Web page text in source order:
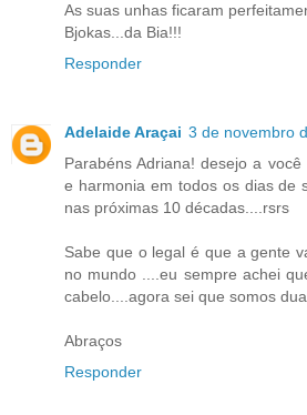
As suas unhas ficaram
Bjokas...da Bia!!!
Responder
Adelaide Araçai 3 de novembro
Parabéns Adriana! desejo a
e harmonia em todos os dias de
nas próximas 10 décadas....rsrs
Sabe que o legal é que a gente
no mundo ....eu sempre achei
cabelo....agora sei que somos
Abraços
Responder